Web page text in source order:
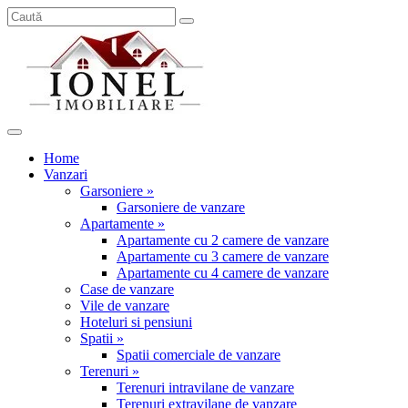
Home
Vanzari
Garsoniere »
Garsoniere de vanzare
Apartamente »
Apartamente cu 2 camere de vanzare
Apartamente cu 3 camere de vanzare
Apartamente cu 4 camere de vanzare
Case de vanzare
Vile de vanzare
Hoteluri si pensiuni
Spatii »
Spatii comerciale de vanzare
Terenuri »
Terenuri intravilane de vanzare
Terenuri extravilane de vanzare